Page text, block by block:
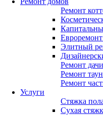
Ремонт
Элитный
Ремонт дачи
Ремонт
Ремонт
Услуги
Стяжка
Сухая